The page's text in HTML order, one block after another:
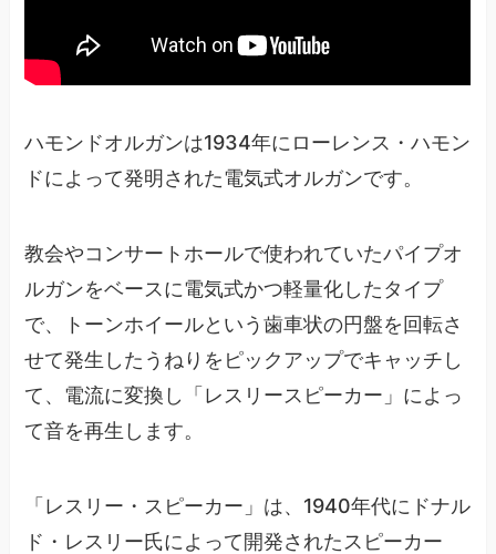
ハモンドオルガンは1934年にローレンス・ハモン
ドによって発明された電気式オルガンです。
教会やコンサートホールで使われていたパイプオ
ルガンをベースに電気式かつ軽量化したタイプ
で、トーンホイールという歯車状の円盤を回転さ
せて発生したうねりをピックアップでキャッチし
て、電流に変換し「レスリースピーカー」によっ
て音を再生します。
「レスリー・スピーカー」は、1940年代にドナル
ド・レスリー氏によって開発されたスピーカー